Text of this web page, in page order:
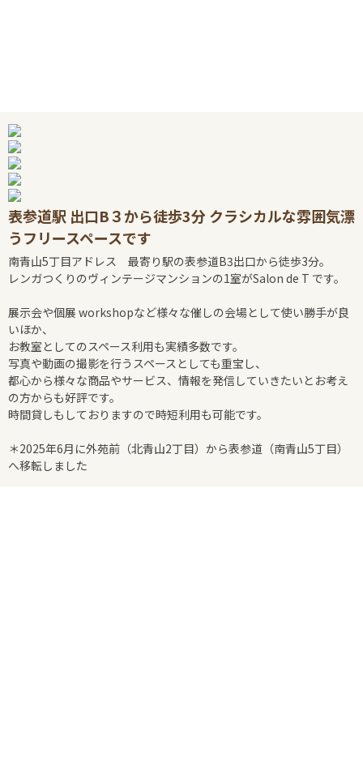
表参道駅 出口B３から徒歩3分 クラシカルな雰囲気漂
うフリースペースです
南青山5丁目アドレス 最寄り駅の表参道B3出口から徒歩3分。
レンガつくりのヴィンテージマンションの1室がSalon de T です。
展示会や個展 workshopなど様々な催しの会場として使い勝手が良
いほか、
お教室としてのスペース利用も実績多数です。
写真や動画の撮影を行うスペースとしても重宝し、
都心から様々な商品やサービス、情報を発信していきたいとお考え
の方からも好評です。
時間貸しもしておりますので時短利用も可能です。
＊2025年6月に外苑前（北青山2丁目）から表参道（南青山5丁目）
へ移転しました